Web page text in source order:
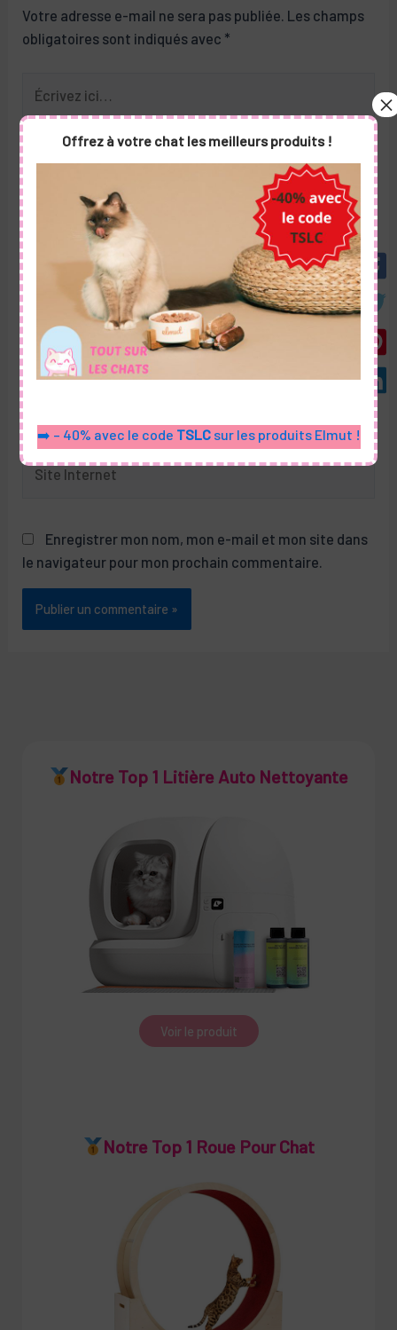
Votre adresse e-mail ne sera pas publiée. Les champs
obligatoires sont indiqués avec *
ici…
Nom*
E-
mail*
Site
Internet
Enregistrer mon nom, mon e-mail et mon site dans
le navigateur pour mon prochain commentaire.
Notre Top 1 Litière Auto Nettoyante
Voir le produit
Notre Top 1 Roue Pour Chat
Offrez à votre chat les meilleurs produits !
➡️ – 40% avec le code TSLCsur les produits Elmut !